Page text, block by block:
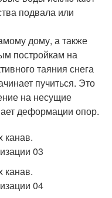
подвала или
дому, а также
постройкам на
таяния снега
пучиться. Это
на несущие
деформации опор.